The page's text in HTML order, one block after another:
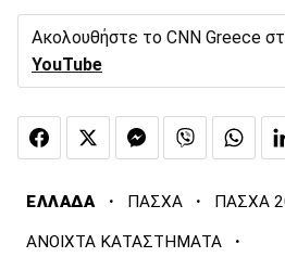
Ακολουθήστε το CNN Greece
YouTube
ΕΛΛΑΔΑ · ΠΑΣΧΑ · ΠΑΣΧΑ
ΑΝΟΙΧΤΑ ΚΑΤΑΣΤΗΜΑΤΑ ·